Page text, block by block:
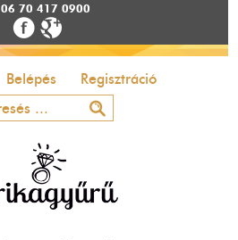
06 70 417 0900
Belépés Regisztráció